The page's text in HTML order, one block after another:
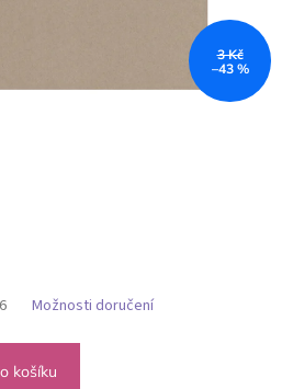
3 Kč
–43 %
Možnosti doručení
košíku